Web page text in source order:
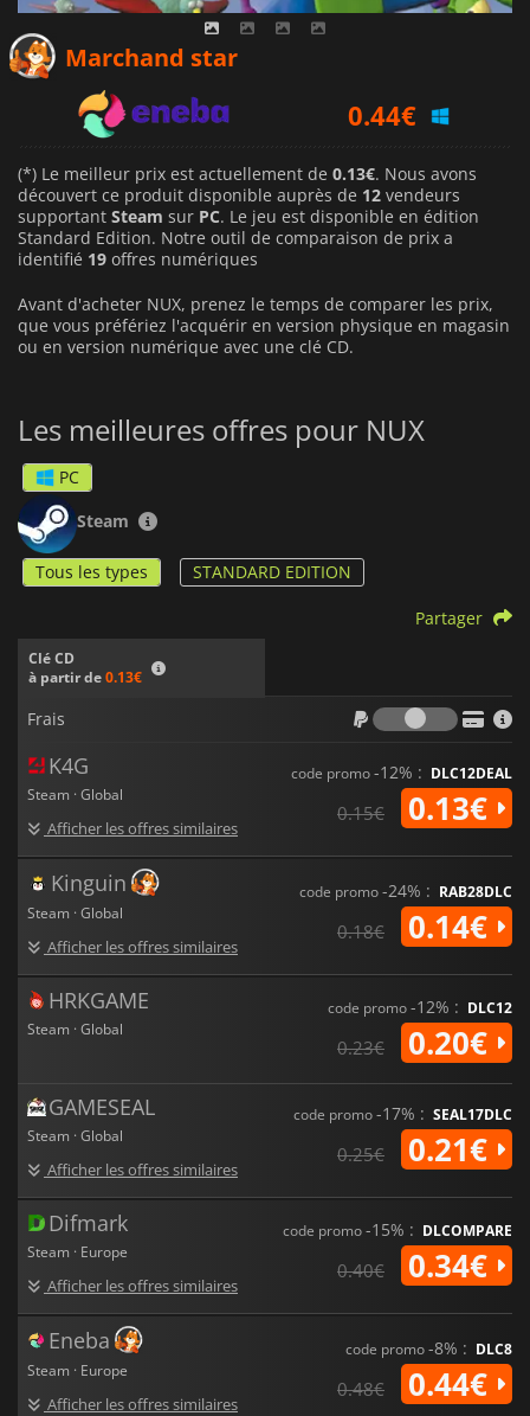
Marchand star
0.44€
0.13€
(*) Le meilleur prix est actuellement de 0.13€. Nous avons
découvert ce produit disponible auprès de 12 vendeurs
supportant Steam sur PC. Le jeu est disponible en édition
Standard Edition. Notre outil de comparaison de prix a
identifié 19 offres numériques
Avant d'acheter NUX, prenez le temps de comparer les prix,
que vous préfériez l'acquérir en version physique en magasin
ou en version numérique avec une clé CD.
Les meilleures offres pour NUX
PC
Steam
Tous les types STANDARD EDITION
Clé CD
à partir de0.13€
Partager
Frais
Frais
K4G
Steam · Global
Afficher les offres similaires
code promo-12% : DLC12DEAL
0.15€ 0.13€
Kinguin
Steam · Global
Afficher les offres similaires
code promo-24% : RAB28DLC
0.18€ 0.14€
HRKGAME
Steam · Global
code promo-12% : DLC12
0.23€ 0.20€
GAMESEAL
Steam · Global
Afficher les offres similaires
code promo-17% : SEAL17DLC
0.25€ 0.21€
Difmark
Steam · Europe
Afficher les offres similaires
code promo-15% : DLCOMPARE
0.40€ 0.34€
Eneba
Steam · Europe
Afficher les offres similaires
code promo-8% : DLC8
0.48€ 0.44€